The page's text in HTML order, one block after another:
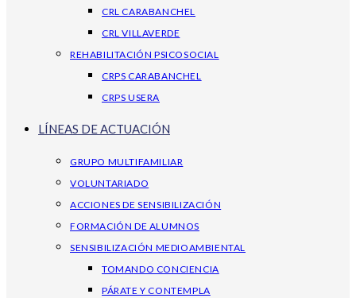
CRL CARABANCHEL
CRL VILLAVERDE
REHABILITACIÓN PSICOSOCIAL
CRPS CARABANCHEL
CRPS USERA
LÍNEAS DE ACTUACIÓN
GRUPO MULTIFAMILIAR
VOLUNTARIADO
ACCIONES DE SENSIBILIZACIÓN
FORMACIÓN DE ALUMNOS
SENSIBILIZACIÓN MEDIOAMBIENTAL
TOMANDO CONCIENCIA
PÁRATE Y CONTEMPLA